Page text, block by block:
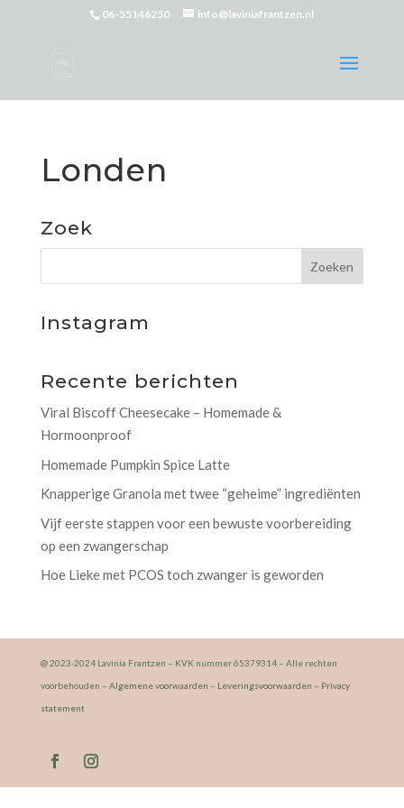
06-55146250 info@laviniafrantzen.nl
Londen
Zoek
Instagram
Recente berichten
Viral Biscoff Cheesecake – Homemade &
Hormoonproof
Homemade Pumpkin Spice Latte
Knapperige Granola met twee “geheime” ingrediënten
Vijf eerste stappen voor een bewuste voorbereiding
op een zwangerschap
Hoe Lieke met PCOS toch zwanger is geworden
@ 2023-2024 Lavinia Frantzen – KVK nummer 65379314 – Alle rechten
voorbehouden – Algemene voorwaarden – Leveringsvoorwaarden – Privacy
statement